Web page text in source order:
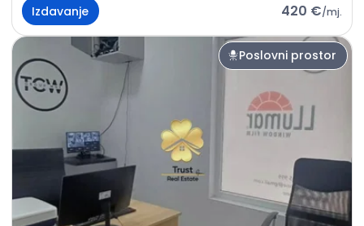
Izdavanje 420 €/mj.
Poslovni prostor